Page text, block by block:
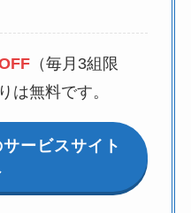
（毎月3組限
は無料です。
ービスサイト